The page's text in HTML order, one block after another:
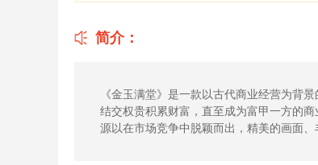
简介：
《金玉满堂》是一款以古代商业经营为背
结交权贵积累财富，直至成为富甲一方的
源以在市场竞争中脱颖而出，精美的画面